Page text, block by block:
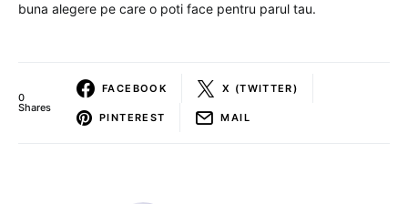
buna alegere pe care o poti face pentru parul tau.
0
Shares
FACEBOOK X (TWITTER)
PINTEREST MAIL